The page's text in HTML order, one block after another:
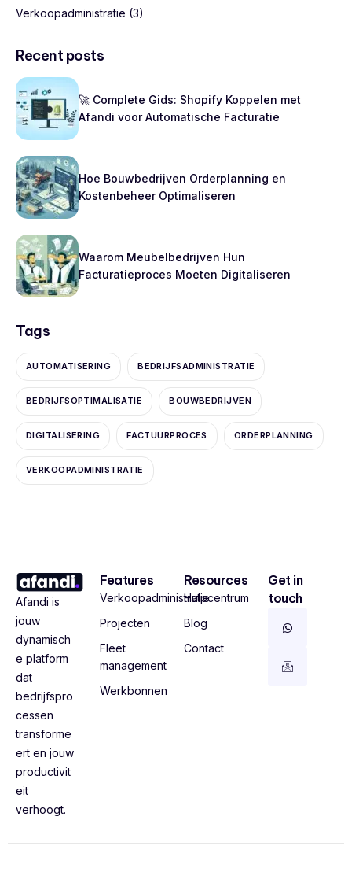
Verkoopadministratie (3)
Recent posts
🚀 Complete Gids: Shopify Koppelen met
Afandi voor Automatische Facturatie
Hoe Bouwbedrijven Orderplanning en
Kostenbeheer Optimaliseren
Waarom Meubelbedrijven Hun
Facturatieproces Moeten Digitaliseren
Tags
AUTOMATISERING BEDRIJFSADMINISTRATIE
BEDRIJFSOPTIMALISATIE BOUWBEDRIJVEN
DIGITALISERING FACTUURPROCES ORDERPLANNING
VERKOOPADMINISTRATIE
Afandi is
jouw
dynamisch
e platform
dat
bedrijfspro
cessen
transforme
ert en jouw
productivit
eit
verhoogt.
Features
Verkoopadministratie
Projecten
Fleet
management
Werkbonnen
Resources
Hulpcentrum
Blog
Contact
Get in
touch